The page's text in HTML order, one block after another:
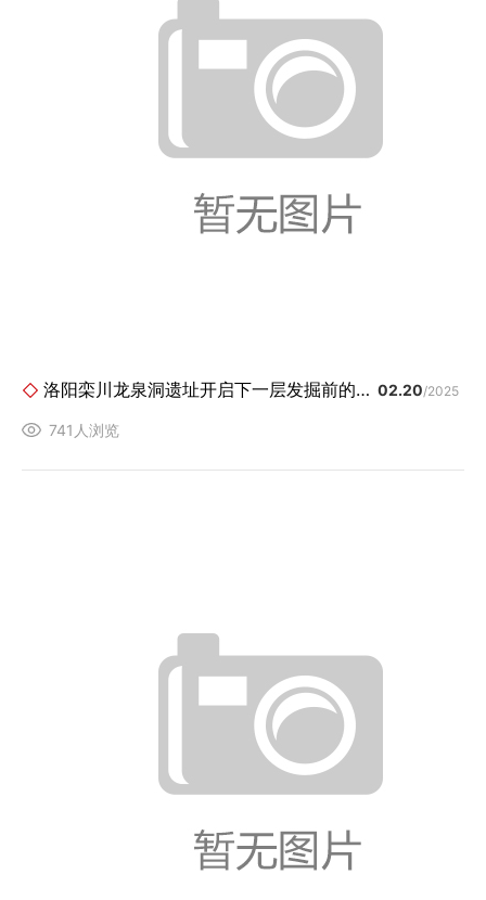
洛阳栾川龙泉洞遗址开启下一层发掘前的翻模复制工作
741人浏览
02.20/2025